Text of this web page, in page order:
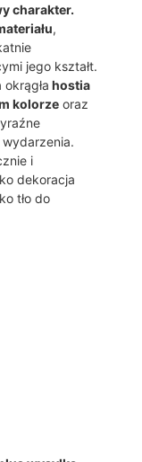
charakter.
,
jego kształt.
hostia
kolorze oraz
i
dekoracja
tło do